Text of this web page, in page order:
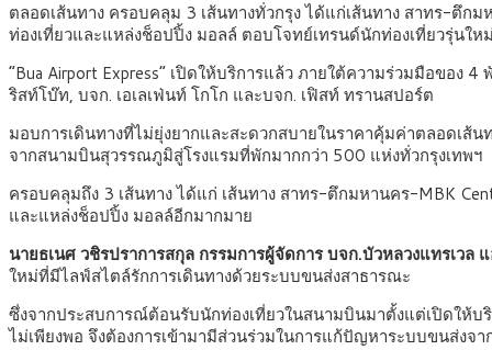
ตลอดเส้นทาง ครอบคลุม 3 เส้นทางทั่วกรุง ได้แก่เส้นทาง สาทร-ตึก
ท่องเที่ยวและแหล่งช็อปปิ้ง มอลล์ ตอบโจทย์เทรนด์นักท่องเที่ยวรุ่นให
“Bua Airport Express” เปิดให้บริการแล้ว ภายใต้ความร่วมมือของ
ริสท์โบ๊ท, บจก. เอเลเฟ่นท์ โกโก และบจก. เฟิสท์ ทรานสปอร์ต
มอบการเดินทางที่ไม่ยุ่งยากและสะดวกสบายในราคาคุ้มค่าตลอดเส้
จากสนามบินสุวรรณภูมิสู่โรงแรมที่พักมากกว่า 500 แห่งทั่วกรุงเทพฯ
ครอบคลุมถึง 3 เส้นทาง ได้แก่ เส้นทาง สาทร-ตึกมหานคร-MBK
และแหล่งช็อปปิ้ง มอลล์อีกมากมาย
นายธเนศ วชิรปราการสกุล กรรมการผู้จัดการ บจก.บัวหลวงแทรเวล
ใหม่ที่มีไลฟ์สไตล์รักการเดินทางด้วยระบบขนส่งสาธารณะ
ซึ่งจากประสบการณ์ต้อนรับนักท่องเที่ยวในสนามบินมาตั้งแต่เปิดให้
ไม่เพียงพอ จึงต้องการเข้ามามีส่วนร่วมในการแก้ปัญหาระบบขนส่งจ